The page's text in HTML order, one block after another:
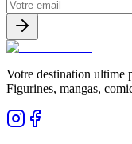
Votre destination ultime
Figurines, mangas,